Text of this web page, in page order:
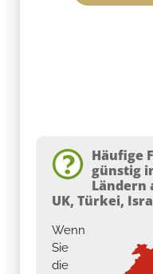
Häufige
günstig
Ländern
UK, Türkei,
Wenn
Sie
die